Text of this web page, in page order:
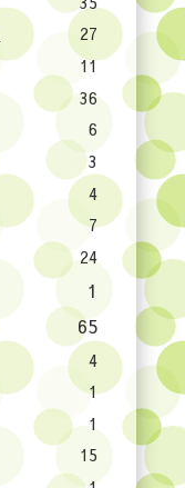
27
11
36
6
3
4
7
24
1
65
4
1
1
15